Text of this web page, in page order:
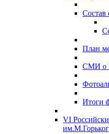
Состав
План
СМИ о
Итоги
VI